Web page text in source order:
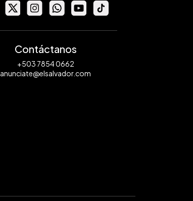
Contáctanos
+503 7854 0662
anunciate@elsalvador.com